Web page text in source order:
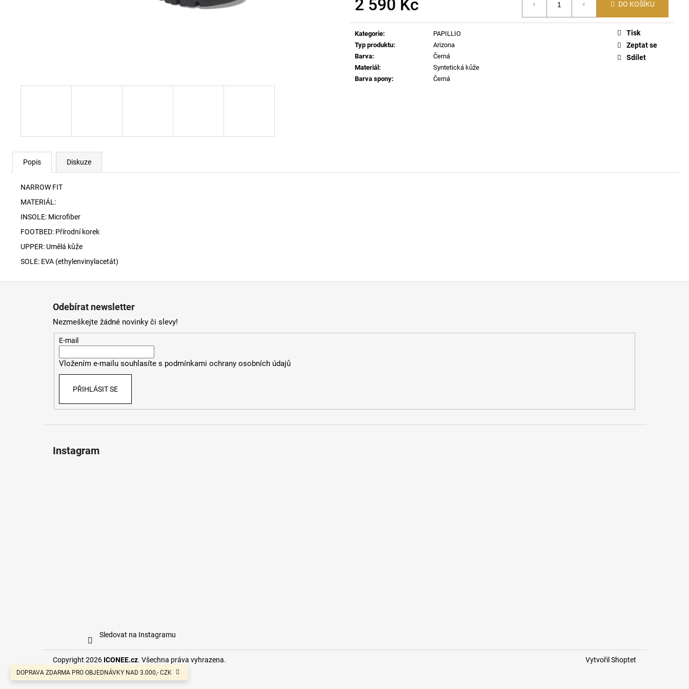
DOPRAVA ZDARMA PRO OBJEDNÁVKY NAD 3.000,- CZK
2 590 Kč DO KOŠÍKU
Kategorie:
PAPILLIO
Typ produktu:
Arizona
Barva:
Černá
Materiál:
Syntetická kůže
Barva spony: Černá
Tisk
Zeptat se
Sdílet
Popis Diskuze
NARROW FIT
MATERIÁL:
INSOLE: Microfiber
FOOTBED: Přírodní korek
UPPER: Umělá kůže
SOLE: EVA (ethylenvinylacetát)
CHARM-HEART PŘIVĚSEK H3432
SKM-RAY-THREEPACK PONOŽKY E7690
Odebírat newsletter
Nezmeškejte žádné novinky či slevy!
E-mail
Vložením e-mailu souhlasíte s podmínkami ochrany osobních údajů
PŘIHLÁSIT SE
Instagram
Sledovat na Instagramu
Vytvořil Shoptet
Copyright 2026 ICONEE.cz. Všechna práva vyhrazena.